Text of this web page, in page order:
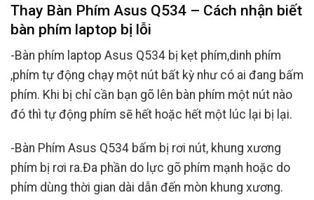
Thay Bàn Phím Asus Q534 – Cách nhận biết
bàn phím laptop bị lỗi
-Bàn phím laptop Asus Q534 bị kẹt phím,dinh phím
,phím tự động chạy một nút bất kỳ như có ai đang bấm
phím. Khi bị chỉ cần bạn gõ lên bàn phím một nút nào
đó thì tự động phím sẽ hết hoặc hết một lúc lại bị lại.
-Bàn Phím Asus Q534 bấm bị rơi nút, khung xương
phím bị rơi ra.Đa phần do lực gõ phím mạnh hoặc do
phím dùng thời gian dài dẫn đến mòn khung xương.